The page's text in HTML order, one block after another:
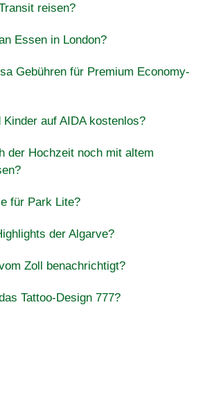
reisen?
Essen in London?
Gebühren für Premium Economy-
auf AIDA kostenlos?
der Hochzeit noch mit altem
für Park Lite?
der Algarve?
Zoll benachrichtigt?
Tattoo-Design 777?